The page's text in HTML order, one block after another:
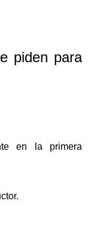
piden para
en la primera